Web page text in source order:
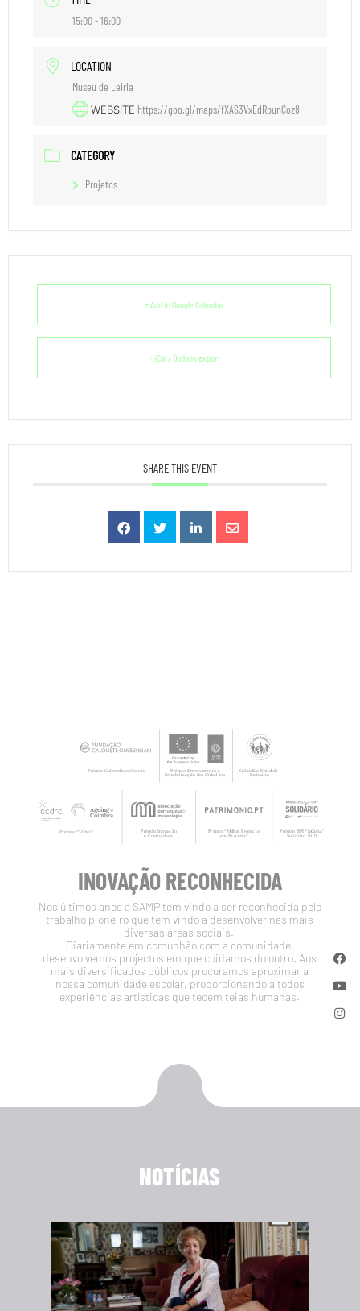
15:00 - 16:00
LOCATION
Museu de Leiria
WEBSITE https://goo.gl/maps/fXAS3VxEdRpunCoz8
CATEGORY
Projetos
+ Add to Google Calendar
+ iCal / Outlook export
SHARE THIS EVENT
INOVAÇÃO RECONHECIDA
Nos últimos anos a SAMP tem vindo a ser reconhecida pelo
trabalho pioneiro que tem vindo a desenvolver nas mais
diversas áreas sociais.
Diariamente em comunhão com a comunidade,
desenvolvemos projectos em que cuidamos do outro. Aos
mais diversificados públicos procuramos aproximar a
nossa comunidade escolar, proporcionando a todos
experiências artísticas que tecem teias humanas.
NOTÍCIAS